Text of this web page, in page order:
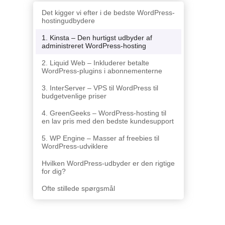
Det kigger vi efter i de bedste WordPress-
hostingudbydere
1. Kinsta – Den hurtigst udbyder af
administreret WordPress-hosting
2. Liquid Web – Inkluderer betalte
WordPress-plugins i abonnementerne
3. InterServer – VPS til WordPress til
budgetvenlige priser
4. GreenGeeks – WordPress-hosting til
en lav pris med den bedste kundesupport
5. WP Engine – Masser af freebies til
WordPress-udviklere
Hvilken WordPress-udbyder er den rigtige
for dig?
Ofte stillede spørgsmål